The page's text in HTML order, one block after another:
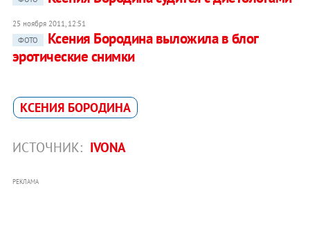
25 ноября 2011, 12:51
ФОТО
Ксения Бородина выложила в блог
эротические снимки
КСЕНИЯ БОРОДИНА
ИСТОЧНИК: IVONA
РЕКЛАМА